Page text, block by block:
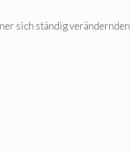
sich ständig verändernden